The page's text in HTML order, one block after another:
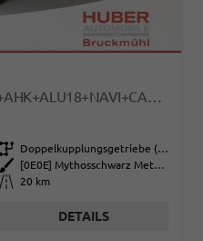
S LINE TFSI QUATTRO GV3+AHK+ALU18+NAVI+CAM+EHECK+SOUND+ACC+OPTIKSCHWARZ
Getriebe
Doppelkupplungsgetriebe (DSG)
Außenfarbe
[0E0E] Mythosschwarz Metallic
Kilometerstand 20 km
DETAILS